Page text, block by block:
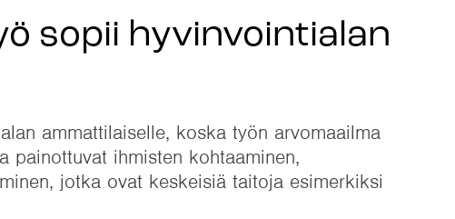
sopii hyvinvointialan
ammattilaiselle, koska työn arvomaailma
painottuvat ihmisten kohtaaminen,
jotka ovat keskeisiä taitoja esimerkiksi